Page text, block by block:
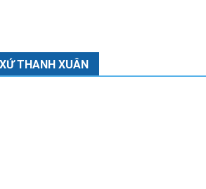
THANH XUÂN